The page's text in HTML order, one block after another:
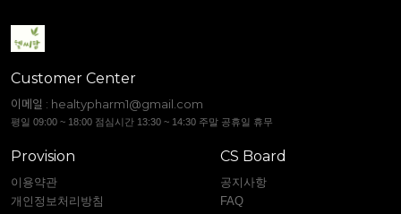
Customer Center
이메일 : healtypharm1@gmail.com
평일 09:00 ~ 18:00 점심시간 13:30 ~ 14:30 주말 공휴일 휴무
Provision
이용약관
개인정보처리방침
CS Board
공지사항
FAQ